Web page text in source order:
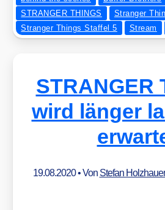
STRANGER THINGS
Stranger
Stranger Things Staffel 5
Stream
STRANGER
wird länger
19.08.2020• Von Stefan